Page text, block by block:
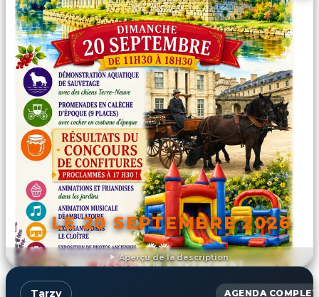
Aperçu de la description
LE 20 SEPTEMBRE 2026
DÉCOUVRIR L'ÉVÉNEMENT
Tarzy AGENDA COMPLET